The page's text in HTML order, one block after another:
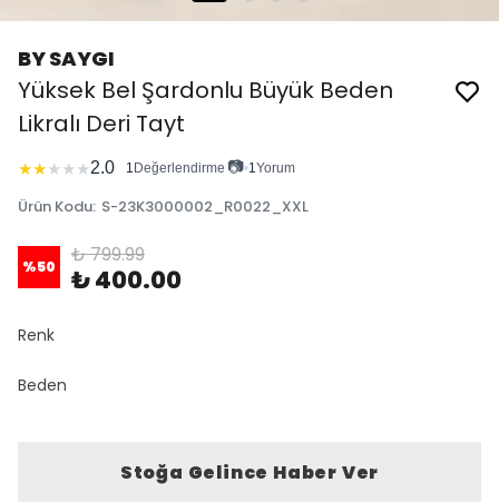
BY SAYGI
Yüksek Bel Şardonlu Büyük Beden
Likralı Deri Tayt
★★★★★2.0 1 Değerlendirme 📷•1Yorum
Ürün Kodu: S-23K3000002_R0022_XXL
%50 ₺ 799.99
₺ 400.00
Renk
Beden
Stoğa Gelince Haber Ver